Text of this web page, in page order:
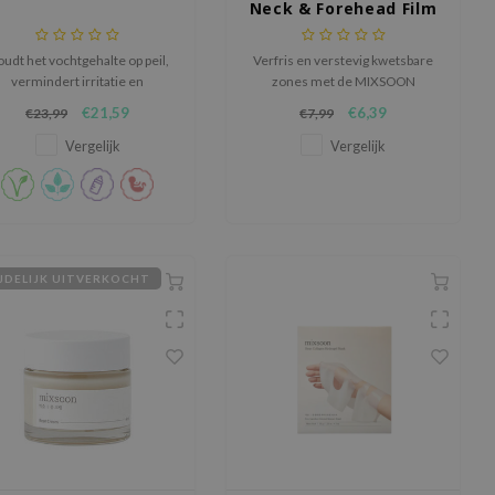
het vochtgehalte op peil,
vermindert irritatie en
gezonde teint.
€23,99 €21,59
Vergelijk
Neck & Forehead Film
Verfris en verstevig kwetsbare
zones met de MIXSOON
Forehead Film, een gerichte
anti-aging behandeling die fijne
€7,99 €6,39
Vergelijk
UITVERKOCHT